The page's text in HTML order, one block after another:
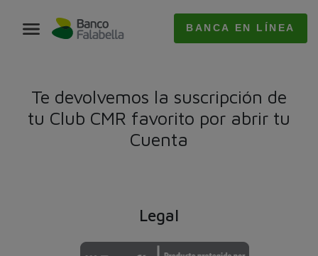
BANCA EN LÍNEA
Te devolvemos la suscripción de
tu Club CMR favorito por abrir tu
Cuenta
Legal